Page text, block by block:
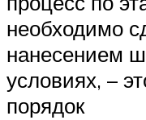
необходимо
нанесением
условиях, –
порядок